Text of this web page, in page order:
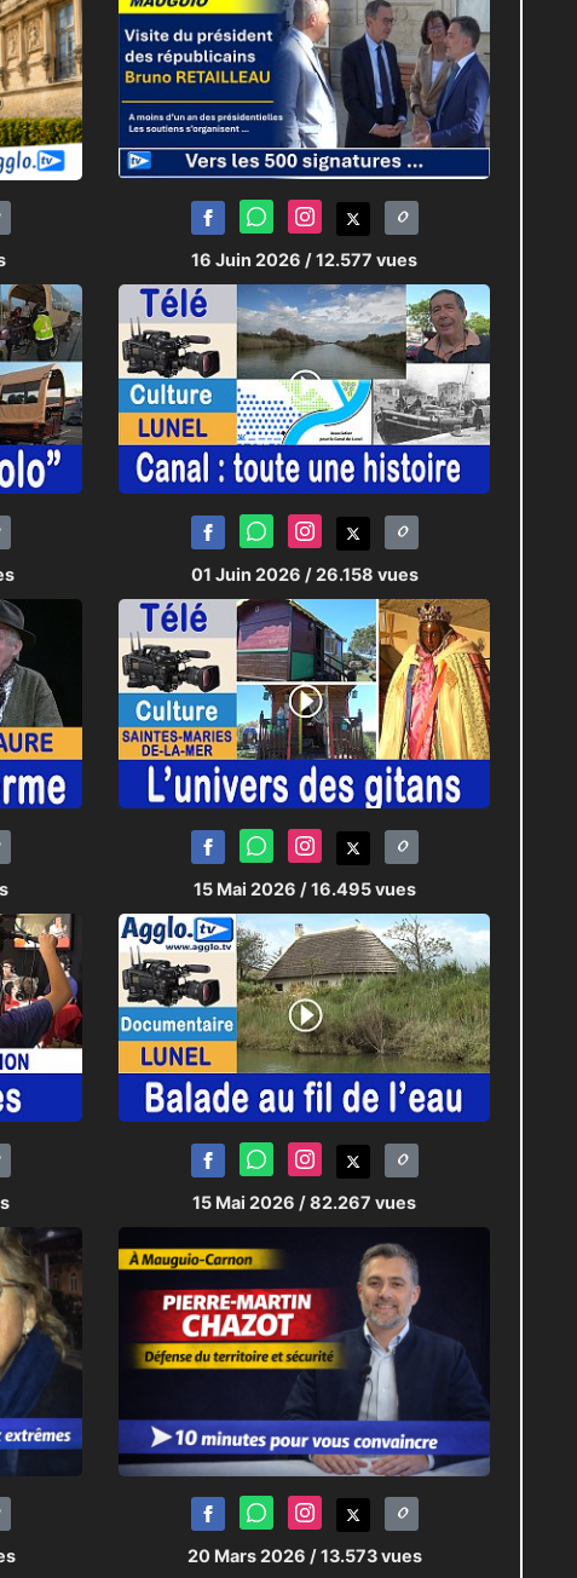
16 Juin 2026 / 12.577 vues
01 Juin 2026 / 26.158 vues
15 Mai 2026 / 16.495 vues
15 Mai 2026 / 82.267 vues
20 Mars 2026 / 13.573 vues